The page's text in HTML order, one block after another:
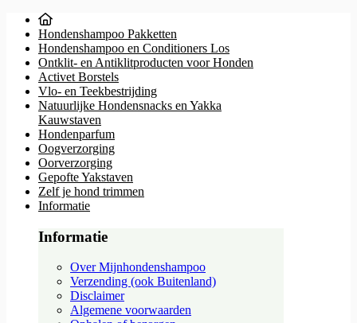
Hondenshampoo Pakketten
Hondenshampoo en Conditioners Los
Ontklit- en Antiklitproducten voor Honden
Activet Borstels
Vlo- en Teekbestrijding
Natuurlijke Hondensnacks en Yakka
Kauwstaven
Hondenparfum
Oogverzorging
Oorverzorging
Gepofte Yakstaven
Zelf je hond trimmen
Informatie
Informatie
Over Mijnhondenshampoo
Verzending (ook Buitenland)
Disclaimer
Algemene voorwaarden